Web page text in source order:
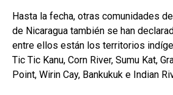
Hasta la fecha, otras comunidades
de Nicaragua también se han
entre ellos están los territorios
Tic Tic Kanu, Corn River, Sumu Kat,
Point, Wirin Cay, Bankukuk e Indian